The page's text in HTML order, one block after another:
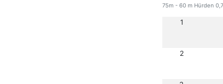
75m - 60 m Hürden
1
2